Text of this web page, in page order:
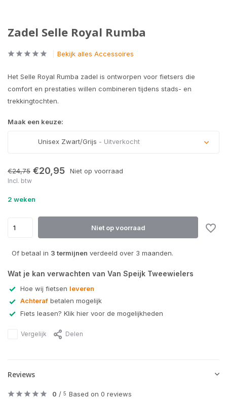
Zadel Selle Royal Rumba
Bekijk alles Accessoires
Het Selle Royal Rumba zadel is ontworpen voor fietsers die
comfort en prestaties willen combineren tijdens stads- en
trekkingtochten.
Maak een keuze:
Unisex Zwart/Grijs - Uitverkocht
€24,75 €20,95 Niet op voorraad
Incl. btw
2 weken
Niet op voorraad
Of betaal in 3 termijnen verdeeld over 3 maanden.
Wat je kan verwachten van Van Speijk Tweewielers
Hoe wij fietsen leveren
Achteraf betalen mogelijk
Fiets leasen? Klik hier voor de mogelijkheden
Vergelijk Delen
Reviews
0 / 5 Based on 0 reviews